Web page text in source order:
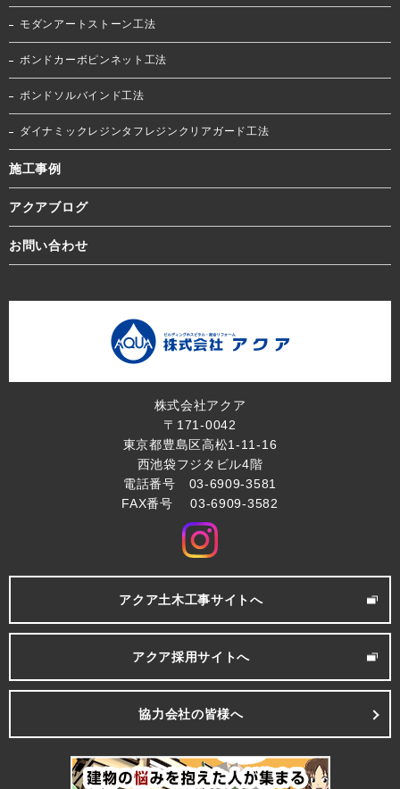
モダンアートストーン工法
ボンドカーボピンネット工法
ボンドソルバインド工法
ダイナミックレジンタフレジンクリアガード工法
施工事例
アクアブログ
お問い合わせ
株式会社アクア
〒171-0042
東京都豊島区高松1-11-16
西池袋フジタビル4階
電話番号 03-6909-3581
FAX番号 03-6909-3582
アクア土木工事サイトへ
アクア採用サイトへ
協力会社の皆様へ